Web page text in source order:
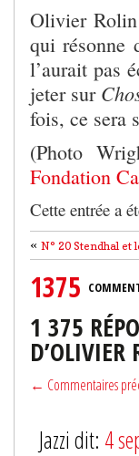
Olivier
qui résonne
l’aurait pas
jeter sur
fois, ce sera
(Photo
Fondation
Cette entrée a
« N° 20 Stendhal et
1375
1 375
D’OLIVIER
← Commentaires
Jazzi dit: 4